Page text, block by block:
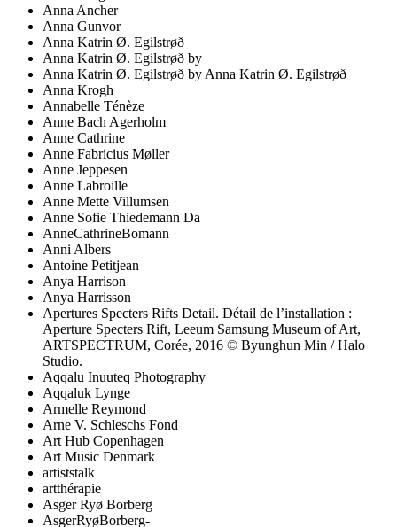
Anna Ancher
Anna Gunvor
Anna Katrin Ø. Egilstrøð
Anna Katrin Ø. Egilstrøð by
Anna Katrin Ø. Egilstrøð by Anna Katrin Ø. Egilstrøð
Anna Krogh
Annabelle Ténèze
Anne Bach Agerholm
Anne Cathrine
Anne Fabricius Møller
Anne Jeppesen
Anne Labroille
Anne Mette Villumsen
Anne Sofie Thiedemann Da
AnneCathrineBomann
Anni Albers
Antoine Petitjean
Anya Harrison
Anya Harrisson
Apertures Specters Rifts Detail. Détail de l’installation :
Aperture Specters Rift, Leeum Samsung Museum of Art,
ARTSPECTRUM, Corée, 2016 © Byunghun Min / Halo
Studio.
Aqqalu Inuuteq Photography
Aqqaluk Lynge
Armelle Reymond
Arne V. Schleschs Fond
Art Hub Copenhagen
Art Music Denmark
artiststalk
artthérapie
Asger Ryø Borberg
AsgerRyøBorberg-